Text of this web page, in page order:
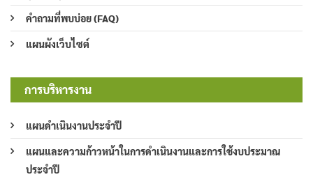
คำถามที่พบบ่อย (FAQ)
แผนผังเว็บไซต์
การบริหารงาน
แผนดำเนินงานประจำปี
แผนและความก้าวหน้าในการดำเนินงานและการใช้งบประมาณ
ประจำปี